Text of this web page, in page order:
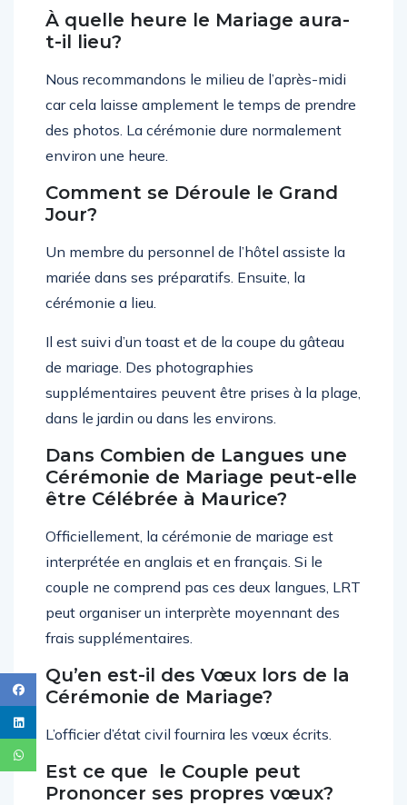
À quelle heure le Mariage aura-
t-il lieu?
Nous recommandons le milieu de l’après-midi
car cela laisse amplement le temps de prendre
des photos. La cérémonie dure normalement
environ une heure.
Comment se Déroule le Grand
Jour?
Un membre du personnel de l’hôtel assiste la
mariée dans ses préparatifs. Ensuite, la
cérémonie a lieu.
Il est suivi d’un toast et de la coupe du gâteau
de mariage. Des photographies
supplémentaires peuvent être prises à la plage,
dans le jardin ou dans les environs.
Dans Combien de Langues une
Cérémonie de Mariage peut-elle
être Célébrée à Maurice?
Officiellement, la cérémonie de mariage est
interprétée en anglais et en français. Si le
couple ne comprend pas ces deux langues, LRT
peut organiser un interprète moyennant des
frais supplémentaires.
Qu’en est-il des Vœux lors de la
Cérémonie de Mariage?
L’officier d’état civil fournira les vœux écrits.
Est ce que le Couple peut
Prononcer ses propres vœux?